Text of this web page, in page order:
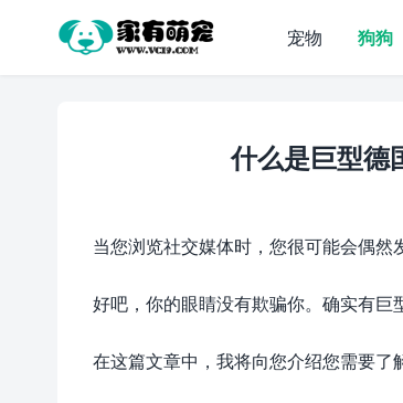
宠物 狗狗
什么是巨型德
当您浏览社交媒体时，您很可能会偶然
好吧，你的眼睛没有欺骗你。确实有巨
在这篇文章中，我将向您介绍您需要了